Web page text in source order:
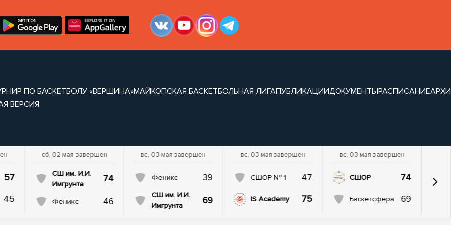
ПО БАСКЕТБОЛУ «ВЕРШИНА»МАЙКОПСКАЯ БАСКЕТБОЛЬНАЯ ЛИГАПУБЛИКАЦИИДОКУМЕНТЫРАСПИСАНИЕ
ВЕРСИЯ
57
45
сб, 02 мая завершен
СШ им. И.И.
Имгрунта
74
Феникс 46
вс, 03 мая завершен
Феникс 39
СШ им. И.И.
Имгрунта
69
вс, 03 мая завершен
СШОР № 1 47
IS Academy 75
вс, 03 мая завершен
СШОР 74
Баскетсфера 69